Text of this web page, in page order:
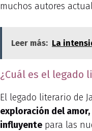
muchos autores
Leer más: La
¿Cuál es el legado
El legado literario de
exploración del
influyente para las